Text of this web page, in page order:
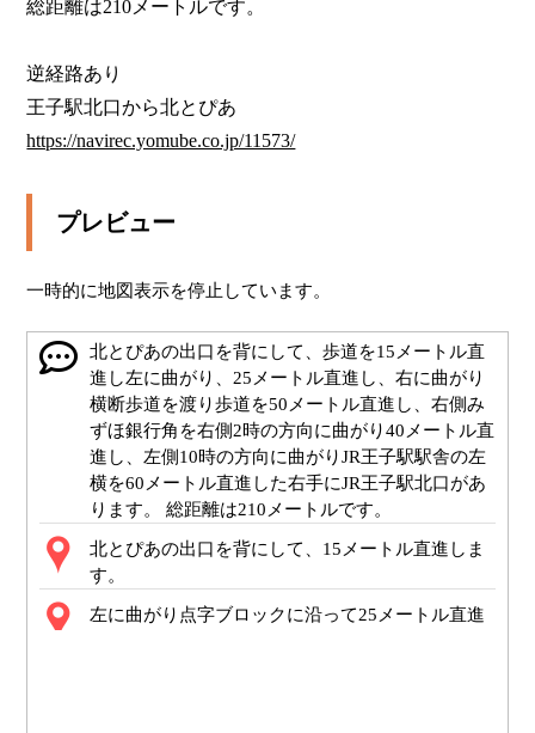
総距離は210メートルです。
逆経路あり
https://navirec.yomube.co.jp/11573/
プレビュー
一時的に地図表示を停止しています。
北とぴあの出口を背にして、歩道を15メートル直
進し左に曲がり、25メートル直進し、右に曲がり
横断歩道を渡り歩道を50メートル直進し、右側み
ずほ銀行角を右側2時の方向に曲がり40メートル直
進し、左側10時の方向に曲がりJR王子駅駅舎の左
横を60メートル直進した右手にJR王子駅北口があ
ります。 総距離は210メートルです。
北とぴあの出口を背にして、15メートル直進しま
す。
左に曲がり点字ブロックに沿って25メートル直進